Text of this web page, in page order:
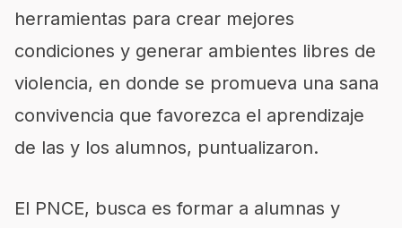
herramientas para crear mejores
condiciones y generar ambientes libres de
violencia, en donde se promueva una sana
convivencia que favorezca el aprendizaje
de las y los alumnos, puntualizaron.
El PNCE, busca es formar a alumnas y